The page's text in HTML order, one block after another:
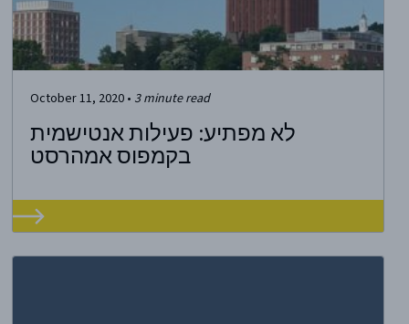
October 11, 2020 • 3minute read
לא מפתיע: פעילות אנטישמית
בקמפוס אמהרסט